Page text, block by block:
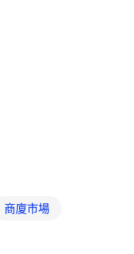
商廈市場